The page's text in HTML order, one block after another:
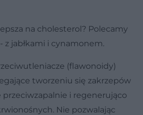
na cholesterol? Polecamy
z jabłkami i cynamonem.
(flawonoidy)
tworzeniu się zakrzepów
przeciwzapalnie i regenerująco
Nie pozwalając